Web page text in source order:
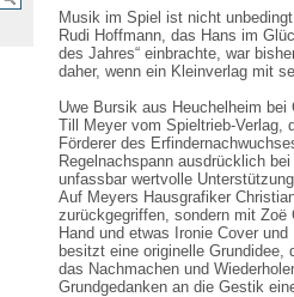
Musik im Spiel ist nicht
Rudi Hoffmann, das Hans im
des Jahres“ einbrachte, war
daher, wenn ein Kleinverlag mit
Uwe Bursik aus Heuchelheim
Till Meyer vom Spieltrieb-Verlag,
Förderer des
Regelnachspann ausdrücklich
unfassbar wertvolle
Auf Meyers Hausgrafiker
zurückgegriffen, sondern mit
Hand und etwas Ironie Cover
besitzt eine originelle
das Nachmachen und
Grundgedanken an die Gestik